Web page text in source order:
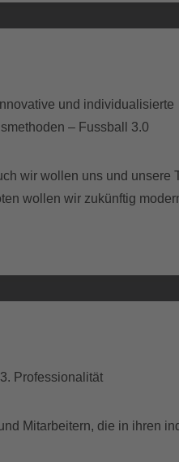
und individualisierte
– Fussball 3.0
wir wollen uns und
wollen wir zukünftig
3. Professionalität
Mitarbeitern, die in ihren